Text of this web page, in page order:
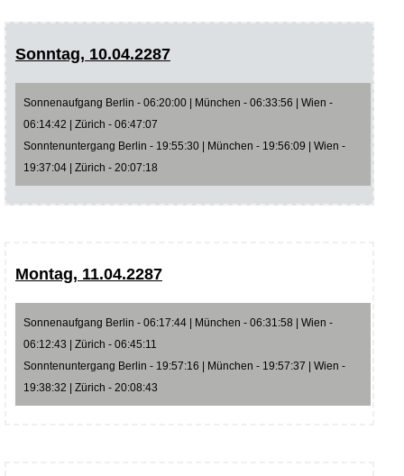
Sonntag, 10.04.2287
Sonnenaufgang Berlin - 06:20:00 | München - 06:33:56 | Wien -
06:14:42 | Zürich - 06:47:07
Sonntenuntergang Berlin - 19:55:30 | München - 19:56:09 | Wien -
19:37:04 | Zürich - 20:07:18
Montag, 11.04.2287
Sonnenaufgang Berlin - 06:17:44 | München - 06:31:58 | Wien -
06:12:43 | Zürich - 06:45:11
Sonntenuntergang Berlin - 19:57:16 | München - 19:57:37 | Wien -
19:38:32 | Zürich - 20:08:43